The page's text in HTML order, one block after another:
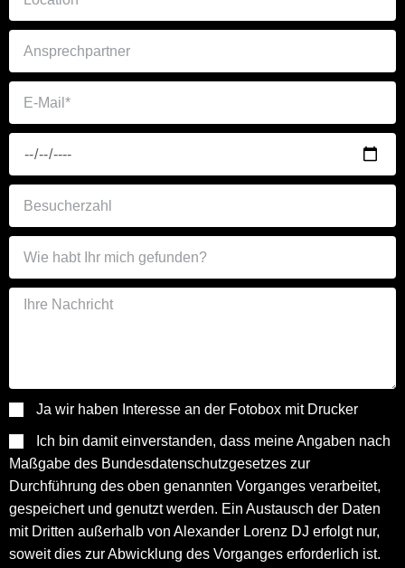
Ja wir haben Interesse an der Fotobox mit Drucker
Ich bin damit einverstanden, dass meine Angaben nach
Maßgabe des Bundesdatenschutzgesetzes zur
Durchführung des oben genannten Vorganges verarbeitet,
gespeichert und genutzt werden. Ein Austausch der Daten
mit Dritten außerhalb von Alexander Lorenz DJ erfolgt nur,
soweit dies zur Abwicklung des Vorganges erforderlich ist.